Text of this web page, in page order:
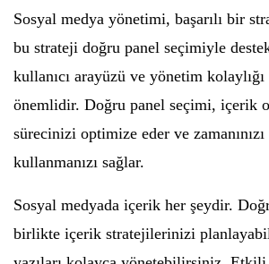
Sosyal medya yönetimi, başarılı bir
bu strateji doğru panel seçimiyle
kullanıcı arayüzü ve yönetim kolaylığı
önemlidir. Doğru panel seçimi, içerik
sürecinizi optimize eder ve
kullanmanızı sağlar.
Sosyal medyada içerik her şeydir.
birlikte içerik stratejilerinizi